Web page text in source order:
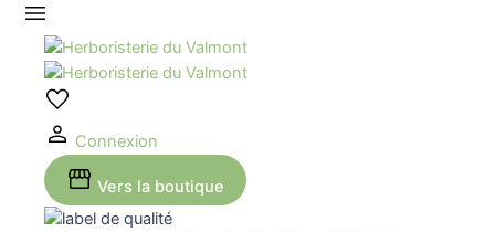
Aller
contenu
Connexion
Vers la boutique